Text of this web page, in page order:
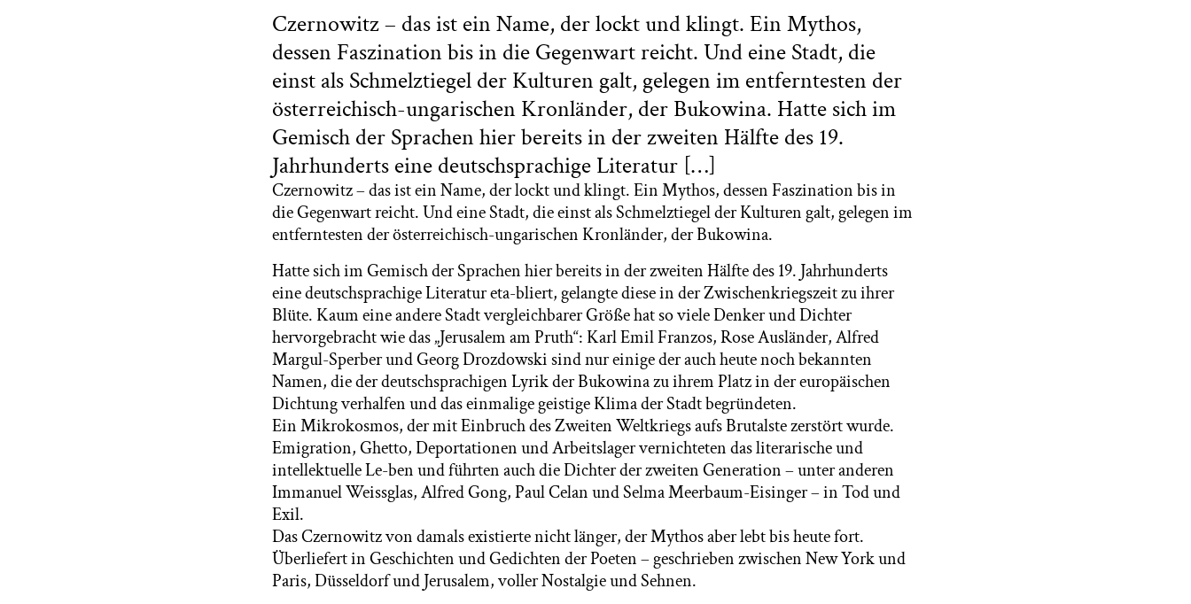
Czernowitz – das ist ein Name, der lockt und klingt. Ein Mythos,
dessen Faszination bis in die Gegenwart reicht. Und eine Stadt, die
einst als Schmelztiegel der Kulturen galt, gelegen im entferntesten der
österreichisch-ungarischen Kronländer, der Bukowina. Hatte sich im
Gemisch der Sprachen hier bereits in der zweiten Hälfte des 19.
Jahrhunderts eine deutschsprachige Literatur […]
Czernowitz – das ist ein Name, der lockt und klingt. Ein Mythos, dessen Faszination bis in
die Gegenwart reicht. Und eine Stadt, die einst als Schmelztiegel der Kulturen galt, gelegen im
entferntesten der österreichisch-ungarischen Kronländer, der Bukowina.
Hatte sich im Gemisch der Sprachen hier bereits in der zweiten Hälfte des 19. Jahrhunderts
eine deutschsprachige Literatur eta-bliert, gelangte diese in der Zwischenkriegszeit zu ihrer
Blüte. Kaum eine andere Stadt vergleichbarer Größe hat so viele Denker und Dichter
hervorgebracht wie das „Jerusalem am Pruth“: Karl Emil Franzos, Rose Ausländer, Alfred
Margul-Sperber und Georg Drozdowski sind nur einige der auch heute noch bekannten
Namen, die der deutschsprachigen Lyrik der Bukowina zu ihrem Platz in der europäischen
Dichtung verhalfen und das einmalige geistige Klima der Stadt begründeten.
Ein Mikrokosmos, der mit Einbruch des Zweiten Weltkriegs aufs Brutalste zerstört wurde.
Emigration, Ghetto, Deportationen und Arbeitslager vernichteten das literarische und
intellektuelle Le-ben und führten auch die Dichter der zweiten Generation – unter anderen
Immanuel Weissglas, Alfred Gong, Paul Celan und Selma Meerbaum-Eisinger – in Tod und
Exil.
Das Czernowitz von damals existierte nicht länger, der Mythos aber lebt bis heute fort.
Überliefert in Geschichten und Gedichten der Poeten – geschrieben zwischen New York und
Paris, Düsseldorf und Jerusalem, voller Nostalgie und Sehnen.